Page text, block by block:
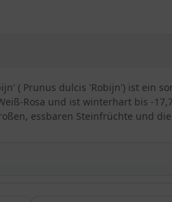
( Prunus dulcis 'Robijn') ist ein
Rosa und ist winterhart bis -
essbaren Steinfrüchte und